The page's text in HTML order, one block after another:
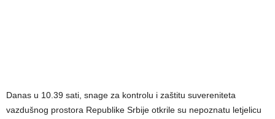
Danas u 10.39 sati, snage za kontrolu i zaštitu suvereniteta
vazdušnog prostora Republike Srbije otkrile su nepoznatu letjelicu